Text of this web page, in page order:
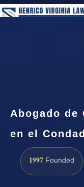
Abogado de
en el
1997 Founded